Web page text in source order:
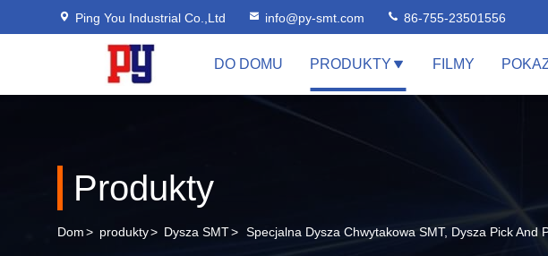
Ping You Industrial Co.,Ltd info@py-smt.com 86-755-23501556
DO DOMU PRODUKTY FILMY
Produkty
Dom> produkty> Dysza SMT> Specjalna Dysza Chwytakowa SMT, Dysza Pick And